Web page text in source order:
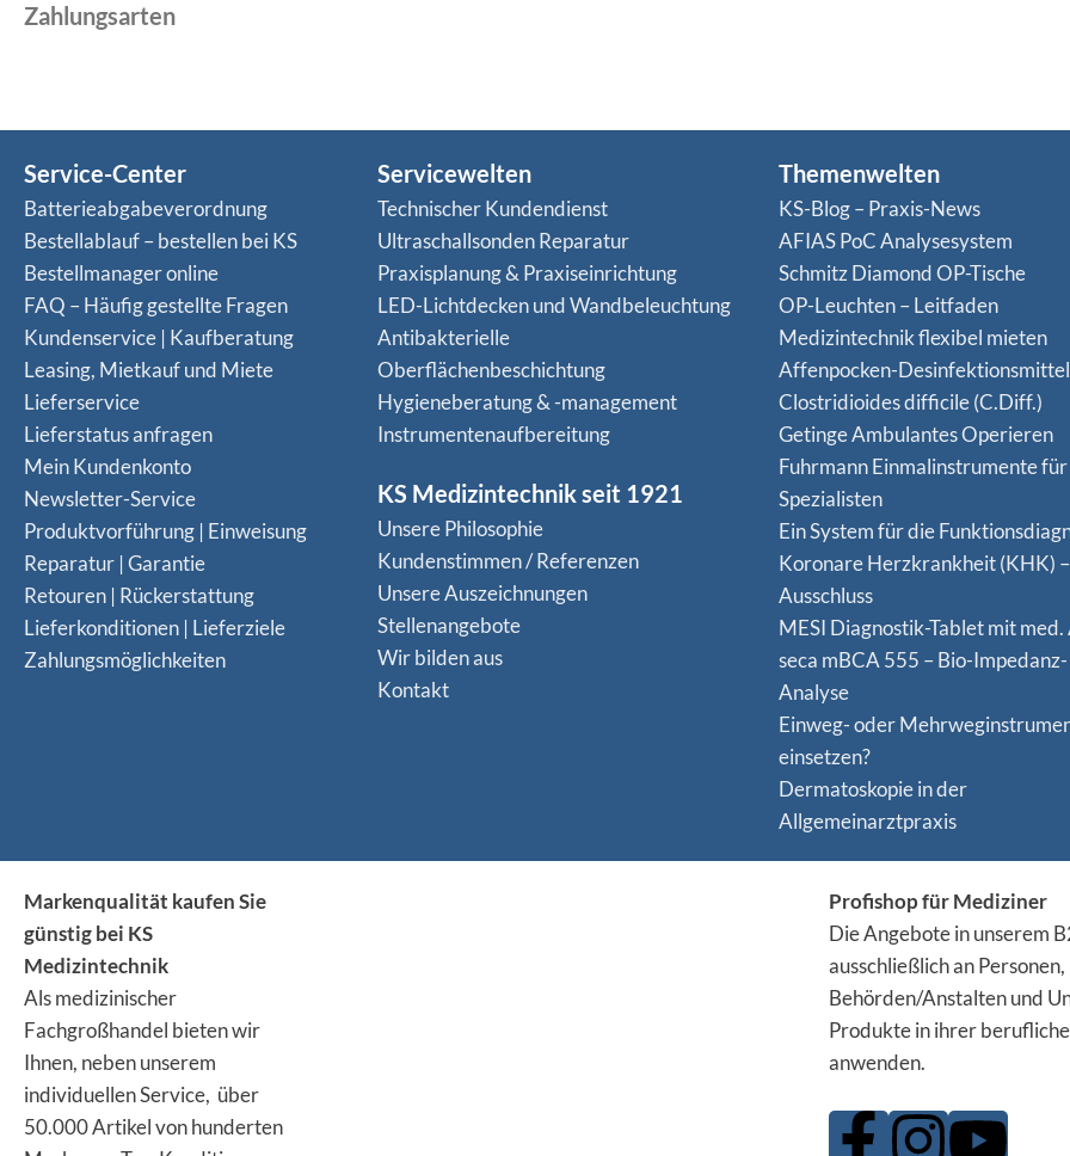
Zahlungsarten
Service-Center
Batterieabgabeverordnung
Bestellablauf – bestellen bei KS
Bestellmanager online
FAQ – Häufig gestellte Fragen
Kundenservice | Kaufberatung
Leasing, Mietkauf und Miete
Lieferservice
Lieferstatus anfragen
Mein Kundenkonto
Newsletter-Service
Produktvorführung | Einweisung
Reparatur | Garantie
Retouren | Rückerstattung
Lieferkonditionen | Lieferziele
Zahlungsmöglichkeiten
Servicewelten
Technischer Kundendienst
Ultraschallsonden Reparatur
Praxisplanung & Praxiseinrichtung
LED-Lichtdecken und Wandbeleuchtung
Antibakterielle
Oberflächenbeschichtung
Hygieneberatung & -management
Instrumentenaufbereitung
KS Medizintechnik seit 1921
Unsere Philosophie
Kundenstimmen / Referenzen
Unsere Auszeichnungen
Stellenangebote
Wir bilden aus
Kontakt
Themenwelten
KS-Blog – Praxis-News
AFIAS PoC Analysesystem
Schmitz Diamond OP-Tische
OP-Leuchten – Leitfaden
Medizintechnik flexibel mieten
Affenpocken-Desinfektionsmittel
Clostridioides difficile (C.Diff.)
Getinge Ambulantes Operieren
Fuhrmann Einmalinstrumente für
Spezialisten
Ein System für die
Koro­nare Herz­krank­heit (KHK) –
Ausschluss
MESI Diagnostik-Tablet mit med.
seca mBCA 555 – Bio-Impedanz-
Analyse
Einweg- oder
einsetzen?
Dermatoskopie in der
Allgemeinarztpraxis
Markenqualität kaufen Sie
günstig bei KS
Medizintechnik
Als medizinischer
Fachgroßhandel bieten wir
Ihnen, neben unserem
individuellen Service, über
50.000 Artikel von hunderten
Profishop für Mediziner
Die Angebote in unserem
ausschließlich an
Behörden/Anstalten und
Produkte in ihrer
anwenden.